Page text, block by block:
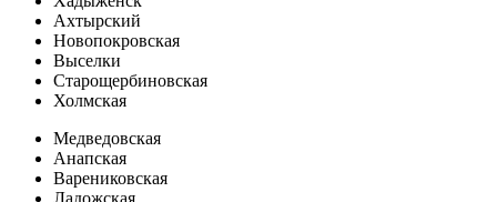
Ахтырский
Новопокровская
Выселки
Старощербиновская
Холмская
Медведовская
Анапская
Варениковская
Ладожская